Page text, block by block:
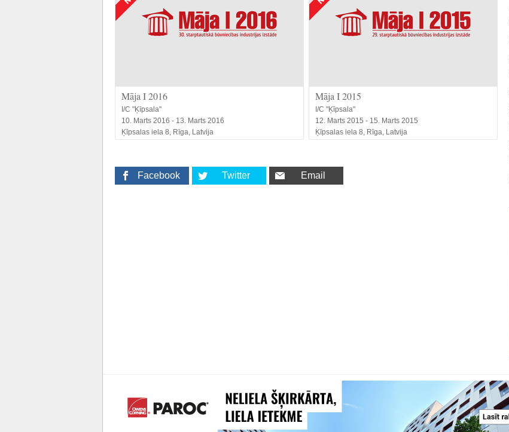
Māja I 2016
I/C "Ķīpsala"
10. Marts 2016 - 13. Marts 2016
Ķīpsalas iela 8, Rīga, Latvija
Māja I 2015
I/C "Ķīpsala"
12. Marts 2015 - 15. Marts 2015
Ķīpsalas iela 8, Rīga, Latvija
Facebook Twitter Email